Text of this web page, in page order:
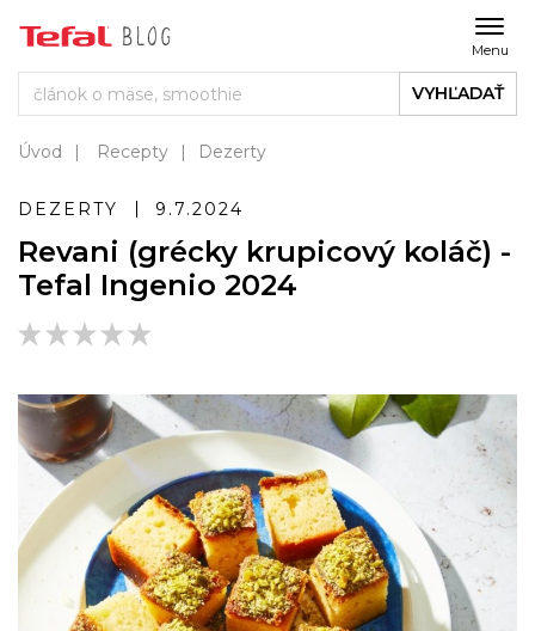
Menu
VYHĽADAŤ
Úvod Recepty Dezerty
DEZERTY 9.7.2024
Revani (grécky krupicový koláč) -
Tefal Ingenio 2024